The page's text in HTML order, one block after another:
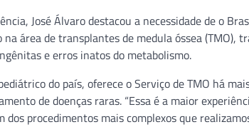
José Álvaro destacou a necessidade de o
área de transplantes de medula óssea (TMO),
e erros inatos do metabolismo.
do país, oferece o Serviço de TMO há
de doenças raras. “Essa é a maior
procedimentos mais complexos que